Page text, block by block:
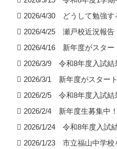
2026/4/30 どうして勉強す
2026/4/25 瀬戸校近況報告
2026/4/16 新年度がスター
2026/3/9 令和8年度入試
2026/3/1 新年度がスター
2026/2/5 令和8年度入試
2026/2/4 新年度生募集中！
2026/1/24 令和8年度入試
2026/1/23 市立福山中学校